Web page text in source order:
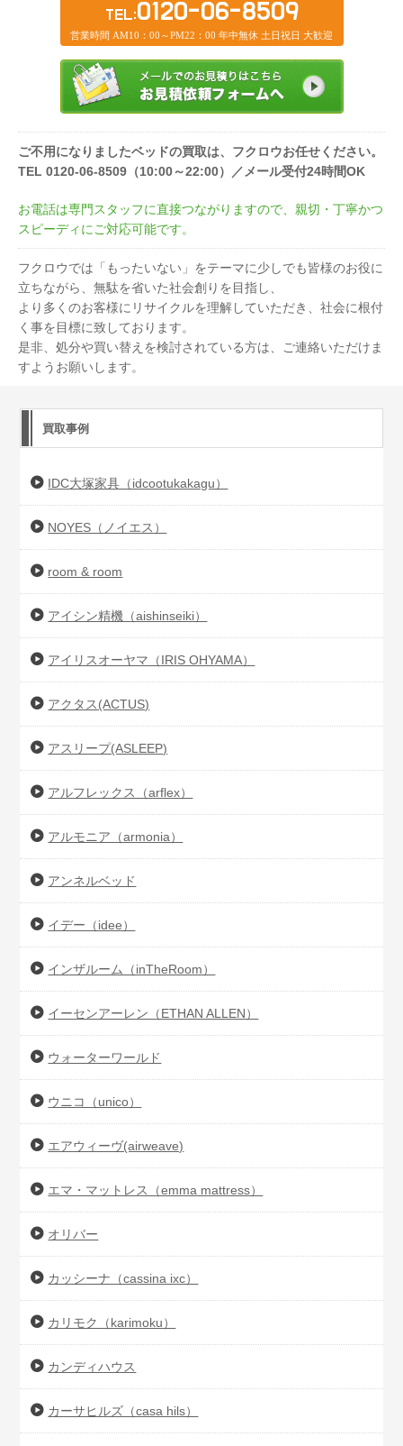
TEL:0120-06-8509
営業時間 AM10：00～PM22：00 年中無休 土日祝日 大歓迎
ご不用になりましたベッドの買取は、フクロウお任せください。
TEL 0120-06-8509（10:00～22:00）／メール受付24時間OK
お電話は専門スタッフに直接つながりますので、親切・丁寧かつ
スピーディにご対応可能です。
フクロウでは「もったいない」をテーマに少しでも皆様のお役に
立ちながら、無駄を省いた社会創りを目指し、
より多くのお客様にリサイクルを理解していただき、社会に根付
く事を目標に致しております。
是非、処分や買い替えを検討されている方は、ご連絡いただけま
すようお願いします。
買取事例
IDC大塚家具（idcootukakagu）
NOYES（ノイエス）
room & room
アイシン精機（aishinseiki）
アイリスオーヤマ（IRIS OHYAMA）
アクタス(ACTUS)
アスリープ(ASLEEP)
アルフレックス（arflex）
アルモニア（armonia）
アンネルベッド
イデー（idee）
インザルーム（inTheRoom）
イーセンアーレン（ETHAN ALLEN）
ウォーターワールド
ウニコ（unico）
エアウィーヴ(airweave)
エマ・マットレス（emma mattress）
オリバー
カッシーナ（cassina ixc）
カリモク（karimoku）
カンディハウス
カーサヒルズ（casa hils）